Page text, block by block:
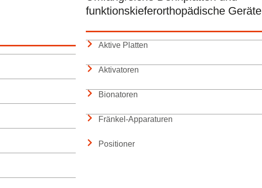
funktionskieferorthopädische Geräte
Aktive Platten
Aktivatoren
Bionatoren
Fränkel-Apparaturen
Positioner